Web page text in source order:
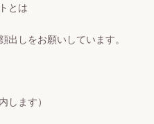
とは
しをお願いしています。
します）